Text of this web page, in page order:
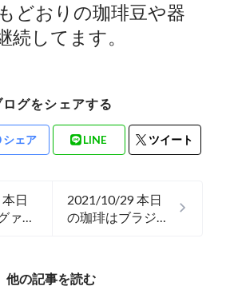
どおりの珈琲豆や器
続してます。
ログをシェアする
シェア LINE ツイート
日
ァテ
2021/10/29 本日
の珈琲はブラジル
他の記事を読む